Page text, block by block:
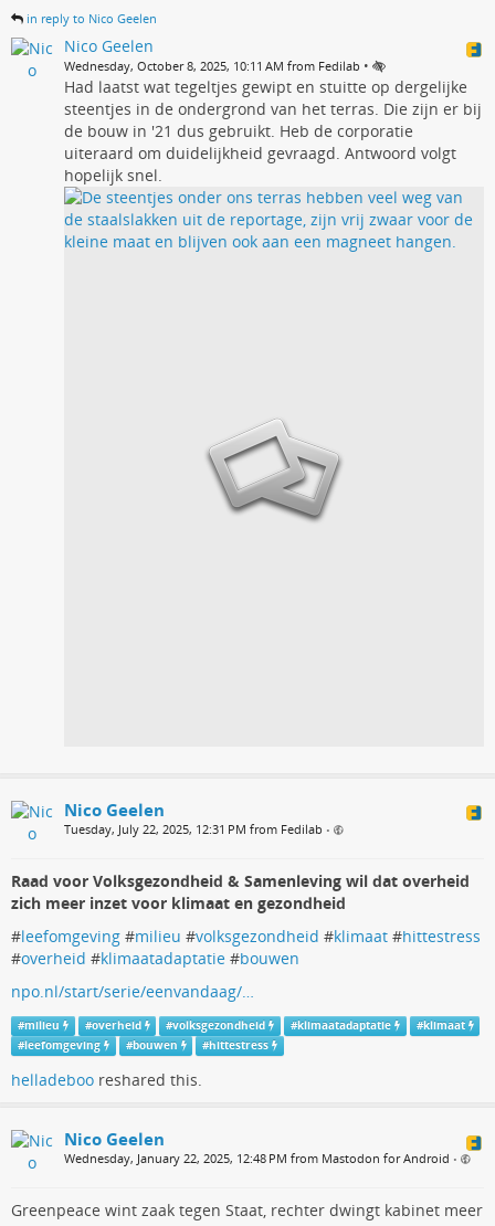
in reply to Nico Geelen
Nico Geelen
Wednesday, October 8, 2025, 10:11 AM from Fedilab •
Had laatst wat tegeltjes gewipt en stuitte op dergelijke
steentjes in de ondergrond van het terras. Die zijn er bij
de bouw in '21 dus gebruikt. Heb de corporatie
uiteraard om duidelijkheid gevraagd. Antwoord volgt
hopelijk snel.
Nico Geelen
Tuesday, July 22, 2025, 12:31 PM from Fedilab •
Raad voor Volksgezondheid & Samenleving wil dat overheid
zich meer inzet voor klimaat en gezondheid
#leefomgeving #milieu #volksgezondheid #klimaat #hittestress
#overheid #klimaatadaptatie #bouwen
npo.nl/start/serie/eenvandaag/…
#milieu #overheid #volksgezondheid #klimaatadaptatie #klimaat
#leefomgeving #bouwen #hittestress
helladeboo reshared this.
Nico Geelen
Wednesday, January 22, 2025, 12:48 PM from Mastodon for Android •
Greenpeace wint zaak tegen Staat, rechter dwingt kabinet meer